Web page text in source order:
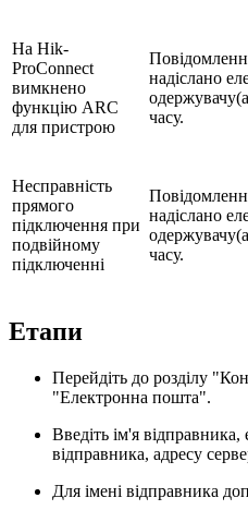
На Hik-
ProConnect
вимкнено
функцію ARC
для пристрою
надіслано
часу.
Несправність
прямого
підключення при
подвійному
підключенні
надіслано
часу.
Етапи
Перейдіть до розділу
"Електронна пошта".
Введіть ім'я
відправника, адресу
Для імені відправника